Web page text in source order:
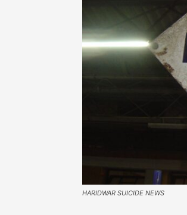
HARIDWAR SUICIDE NEWS